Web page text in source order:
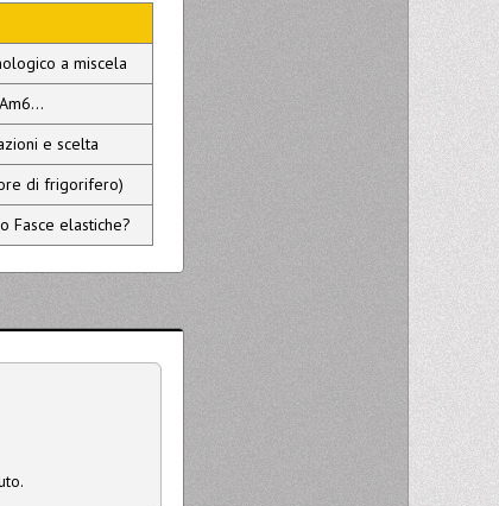
a miscela
e scelta
di frigorifero)
Fasce elastiche?